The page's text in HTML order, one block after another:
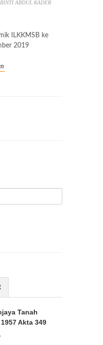
ABDUL KADER
ILKKMSB ke
2019
Tanah
Akta 349